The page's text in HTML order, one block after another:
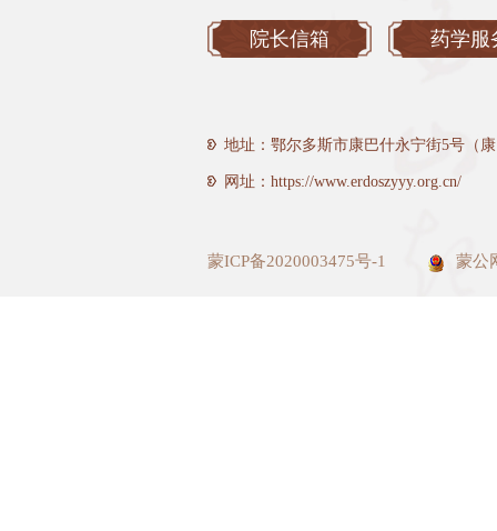
院长信箱 药学服
地址：鄂尔多斯市康巴什永宁街5号（
网址：https://www.erdoszyyy.org.cn/
蒙ICP备2020003475号-1 蒙公